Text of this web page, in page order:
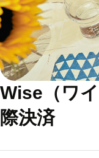
Wise（ワ
際決済